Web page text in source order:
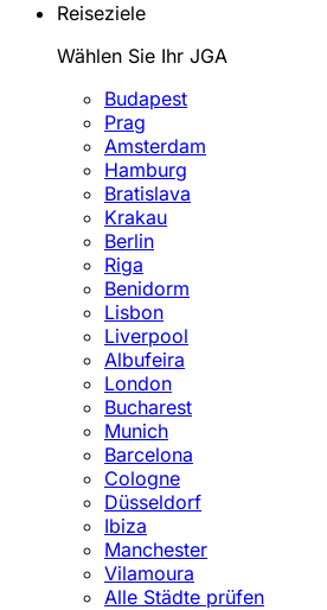
Reiseziele
Wählen Sie Ihr JGA
Budapest
Prag
Amsterdam
Hamburg
Bratislava
Krakau
Berlin
Riga
Benidorm
Lisbon
Liverpool
Albufeira
London
Bucharest
Munich
Barcelona
Cologne
Düsseldorf
Ibiza
Manchester
Vilamoura
Alle Städte prüfen